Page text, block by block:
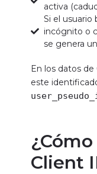
activa
Si el usuario
incógnito o
se genera
En los datos
este
Client